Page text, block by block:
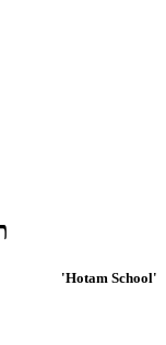
'Hotam School'